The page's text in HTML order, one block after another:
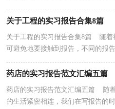
怎么写的呢？以下是小编帮大家整
关于工程的实习报告合集8篇
关于工程的实习报告合集8篇 随着
可避免地要接触到报告，不同的报
药店的实习报告范文汇编五篇
药店的实习报告范文汇编五篇 随
的生活紧密相连，我们在写报告的